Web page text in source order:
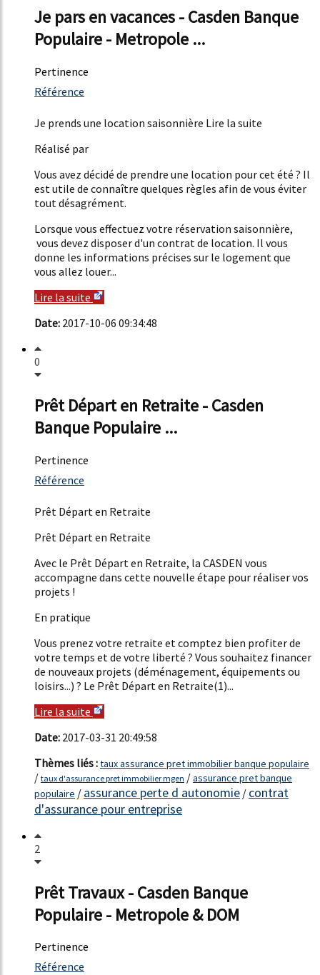
Je pars en vacances - Casden Banque
Populaire - Metropole ...
Pertinence
1452%
Référence
Je prends une location saisonnière Lire la suite
Réalisé par
Vous avez décidé de prendre une location pour cet été ? Il
est utile de connaître quelques règles afin de vous éviter
tout désagrément.
Lorsque vous effectuez votre réservation saisonnière,
vous devez disposer d'un contrat de location. Il vous
donne les informations précises sur le logement que
vous allez louer...
Lire la suite
Date: 2017-10-06 09:34:48
0
Prêt Départ en Retraite - Casden
Banque Populaire ...
Pertinence
1362%
Référence
Prêt Départ en Retraite
Prêt Départ en Retraite
Avec le Prêt Départ en Retraite, la CASDEN vous
accompagne dans cette nouvelle étape pour réaliser vos
projets !
En pratique
Vous prenez votre retraite et comptez bien profiter de
votre temps et de votre liberté ? Vous souhaitez financer
de nouveaux projets (déménagement, équipements ou
loisirs...) ? Le Prêt Départ en Retraite(1)...
Lire la suite
Date: 2017-03-31 20:49:58
Thèmes liés :taux assurance pret immobilier banque populaire
/ taux d'assurance pret immobilier mgen /assurance pret banque
populaire / assurance perte d autonomie / contrat
d'assurance pour entreprise
2
Prêt Travaux - Casden Banque
Populaire - Metropole & DOM
Pertinence
307%
Référence